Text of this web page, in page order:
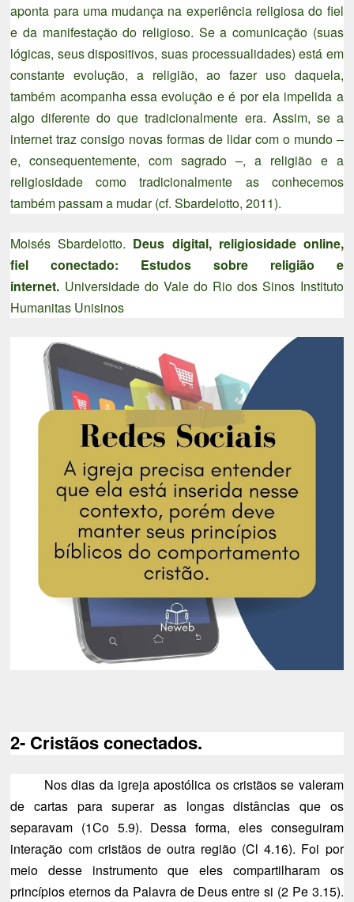
aponta para uma mudança na experiência religiosa do fiel
e da manifestação do religioso. Se a comunicação (suas
lógicas, seus dispositivos, suas processualidades) está em
constante evolução, a religião, ao fazer uso daquela,
também acompanha essa evolução e é por ela impelida a
algo diferente do que tradicionalmente era. Assim, se a
internet traz consigo novas formas de lidar com o mundo –
e, consequentemente, com sagrado –, a religião e a
religiosidade como tradicionalmente as conhecemos
também passam a mudar (cf. Sbardelotto, 2011).
Moisés Sbardelotto. Deus digital, religiosidade online,
fiel conectado: Estudos sobre religião e
internet. Universidade do Vale do Rio dos Sinos Instituto
Humanitas Unisinos
2- Cristãos conectados.
Nos dias da igreja apostólica os cristãos se valeram
de cartas para superar as longas distâncias que os
separavam (1Co 5.9). Dessa forma, eles conseguiram
interação com cristãos de outra região (Cl 4.16). Foi por
meio desse instrumento que eles compartilharam os
princípios eternos da Palavra de Deus entre si (2 Pe 3.15).